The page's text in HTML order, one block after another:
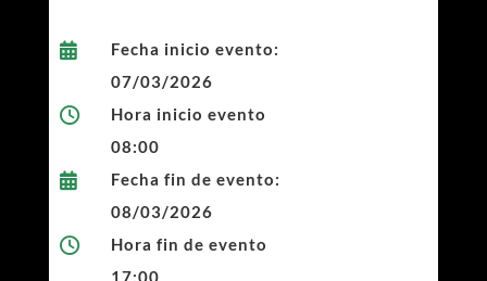

Fecha inicio evento:
07/03/2026

Hora inicio evento
08:00

Fecha fin de evento:
08/03/2026

Hora fin de evento
17:00